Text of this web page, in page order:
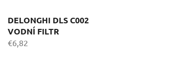
DELONGHI DLS C002
VODNÍ FILTR
€6,82